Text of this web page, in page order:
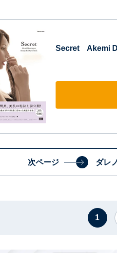
Secret Akemi
次ページ ダレ
1